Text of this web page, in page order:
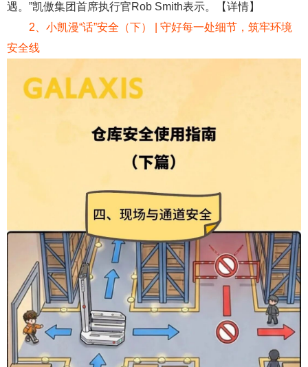
遇。”凯傲集团首席执行官Rob Smith表示。【详情】
2
小凯漫“话”安全（下） | 守好每一处细节，筑牢环境
安全线